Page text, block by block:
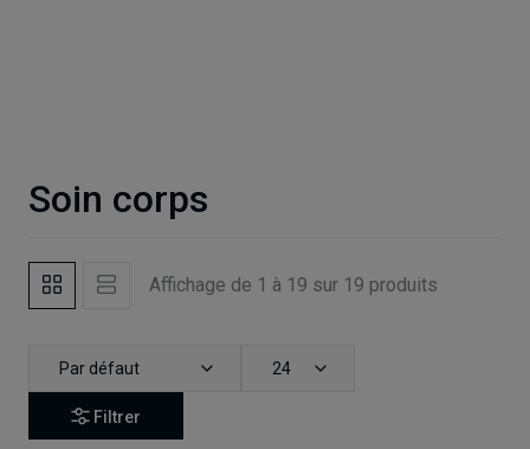
Soin corps
Affichage de 1 à 19 sur 19 produits
Par défaut 24
Filtrer